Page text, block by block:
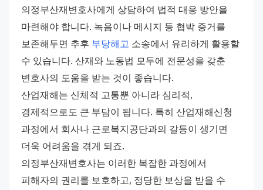
의정부산재변호사에게 상담하여 법적 대응 방안을
마련해야 합니다. 녹음이나 메시지 등 협박 증거를
보존해두면 추후 부당해고 소송에서 유리하게 활용할
수 있습니다. 산재와 노동법 모두에 전문성을 갖춘
변호사의 도움을 받는 것이 좋습니다.
산업재해는 신체적 고통뿐 아니라 심리적,
경제적으로도 큰 부담이 됩니다. 특히 산업재해신청
과정에서 회사나 근로복지공단과의 갈등이 생기면
더욱 어려움을 겪게 되죠.
의정부산재변호사는 이러한 복잡한 과정에서
피해자의 권리를 보호하고, 정당한 보상을 받을 수